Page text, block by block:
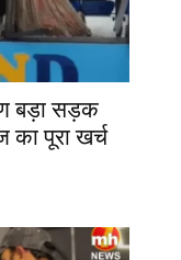
बड़ा सड़क
का पूरा खर्च